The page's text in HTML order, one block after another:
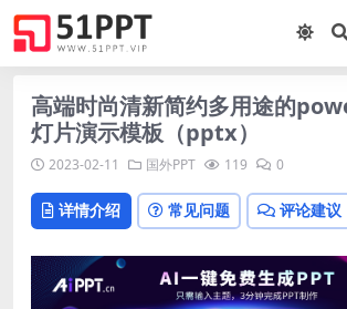
高端时尚清新简约多用途的
灯片演示模板（pptx）
2023-02-11 国外PPT 119 0
详情介绍 常见问题 评论建议